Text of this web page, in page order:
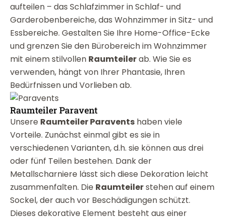
aufteilen – das Schlafzimmer in Schlaf- und
Garderobenbereiche, das Wohnzimmer in Sitz- und
Essbereiche. Gestalten Sie Ihre Home-Office-Ecke
und grenzen Sie den Bürobereich im Wohnzimmer
mit einem stilvollen Raumteilerab. Wie Sie es
verwenden, hängt von Ihrer Phantasie, Ihren
Bedürfnissen und Vorlieben ab.
Raumteiler Paravent
Unsere Raumteiler Paravents haben viele
Vorteile. Zunächst einmal gibt es sie in
verschiedenen Varianten, d.h. sie können aus drei
oder fünf Teilen bestehen. Dank der
Metallscharniere lässt sich diese Dekoration leicht
zusammenfalten. Die Raumteilerstehen auf einem
Sockel, der auch vor Beschädigungen schützt.
Dieses dekorative Element besteht aus einer